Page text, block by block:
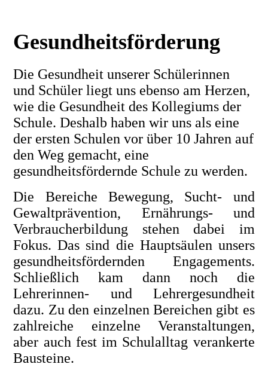
Gesundheitsförderung
Die Gesundheit unserer Schülerinnen
und Schüler liegt uns ebenso am Herzen,
wie die Gesundheit des Kollegiums der
Schule. Deshalb haben wir uns als eine
der ersten Schulen vor über 10 Jahren auf
den Weg gemacht, eine
gesundheitsfördernde Schule zu werden.
Die Bereiche Bewegung, Sucht- und
Gewaltprävention, Ernährungs- und
Verbraucherbildung stehen dabei im
Fokus. Das sind die Hauptsäulen unsers
gesundheitsfördernden Engagements.
Schließlich kam dann noch die
Lehrerinnen- und Lehrergesundheit
dazu. Zu den einzelnen Bereichen gibt es
zahlreiche einzelne Veranstaltungen,
aber auch fest im Schulalltag verankerte
Bausteine.